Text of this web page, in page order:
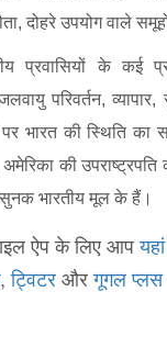
दोहरे उपयोग वाले
प्रवासियों के कई
परिवर्तन,
पर भारत की स्थिति
की
भारतीय मूल के हैं।
ऐप के लिए आप
,ट्विटरऔरगूगल प्लस